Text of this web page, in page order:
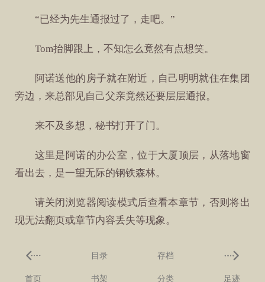
“已经为先生通报过了，走吧。”
Tom抬脚跟上，不知怎么竟然有点想笑。
阿诺送他的房子就在附近，自己明明就住在集团
旁边，来总部见自己父亲竟然还要层层通报。
来不及多想，秘书打开了门。
这里是阿诺的办公室，位于大厦顶层，从落地窗
看出去，是一望无际的钢铁森林。
请关闭浏览器阅读模式后查看本章节，否则将出
现无法翻页或章节内容丢失等现象。
目录 存档
首页 书架 分类 足迹